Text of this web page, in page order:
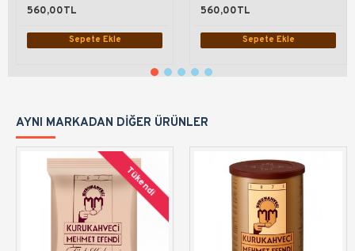
560,00TL
Sepete Ekle
560,00TL
Sepete Ekle
AYNI MARKADAN DIĞER ÜRÜNLER
Tükendi